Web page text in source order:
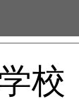
校